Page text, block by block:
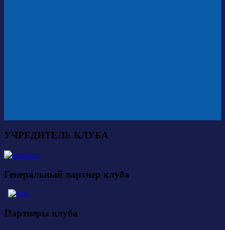
УЧРЕДИТЕЛЬ КЛУБА
Генеральный партнер клуба
Партнеры клуба